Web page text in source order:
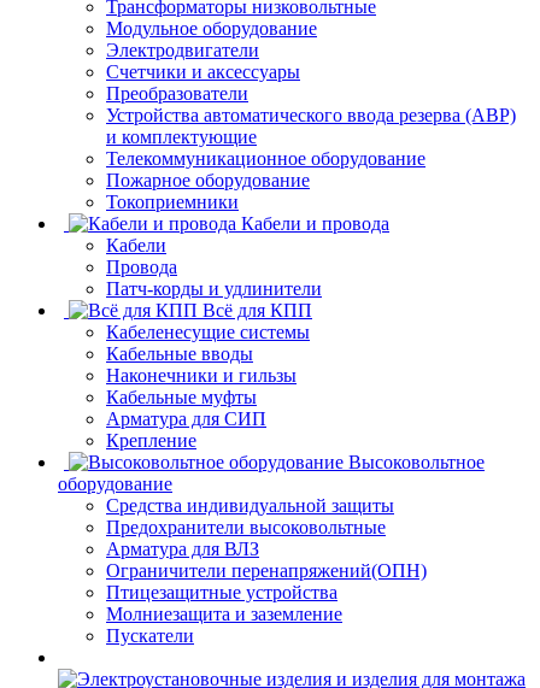
Трансформаторы низковольтные
Модульное оборудование
Электродвигатели
Счетчики и аксессуары
Преобразователи
Устройства автоматического ввода резерва (АВР)
и комплектующие
Телекоммуникационное оборудование
Пожарное оборудование
Токоприемники
Кабели и провода
Кабели
Провода
Патч-корды и удлинители
Всё для КПП
Кабеленесущие системы
Кабельные вводы
Наконечники и гильзы
Кабельные муфты
Арматура для СИП
Крепление
Высоковольтное
оборудование
Средства индивидуальной защиты
Предохранители высоковольтные
Арматура для ВЛЗ
Ограничители перенапряжений(ОПН)
Птицезащитные устройства
Молниезащита и заземление
Пускатели